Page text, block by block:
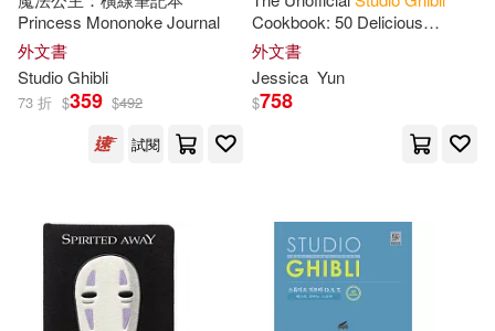
Princess Mononoke Journal
外文書
StudioGhibli
73 折 $359 $492
試閱
Cookbook: 50 Delicious
Recipes Inspired by Your
Favorite Japanese Animated
Films
外文書
Jessica Yun
$758